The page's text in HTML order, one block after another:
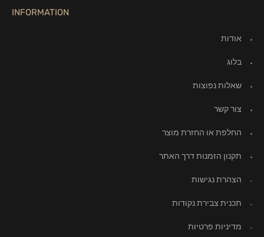
INFORMATION
אודות
בלוג
שאלות נפוצות
צור קשר
החלפת או החזרת מוצר
תקנון הזמנות דרך האתר
הצהרת נגישות
תכנית צבירת נקודות
מדיניות פרטיות